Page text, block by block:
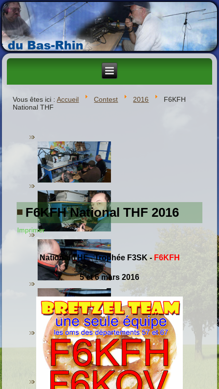
Vous êtes ici :Accueil Contest 2016
F6KFH
National THF
F6KFH National THF 2016
Imprimer
National THF - Trophée F3SK-F6KFH
5 et 6 mars 2016